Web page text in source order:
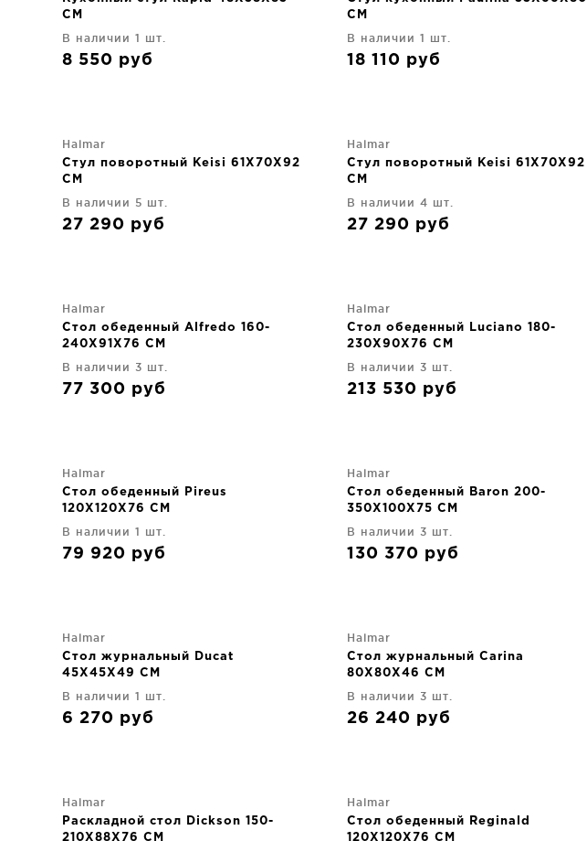
CM
В наличии 1 шт.
8 550 руб
CM
В наличии 1 шт.
18 110 руб
Halmar
Стул поворотный Keisi 61X70X92
CM
В наличии 5 шт.
27 290 руб
Halmar
Стул поворотный Keisi 61X70X92
CM
В наличии 4 шт.
27 290 руб
Halmar
Стол обеденный Alfredo 160-
240X91X76 CM
В наличии 3 шт.
77 300 руб
Halmar
Стол обеденный Luciano 180-
230X90X76 CM
В наличии 3 шт.
213 530 руб
Halmar
Стол обеденный Pireus
120X120X76 CM
В наличии 1 шт.
79 920 руб
Halmar
Стол обеденный Baron 200-
350X100X75 CM
В наличии 3 шт.
130 370 руб
Halmar
Стол журнальный Ducat
45X45X49 CM
В наличии 1 шт.
6 270 руб
Halmar
Стол журнальный Carina
80X80X46 CM
В наличии 3 шт.
26 240 руб
Halmar
Раскладной стол Dickson 150-
210X88X76 CM
Halmar
Стол обеденный Reginald
120X120X76 CM